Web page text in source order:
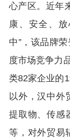
心产区。近年
康、安全、
中”，该品牌
度市场竞争力
类82家企业的
以外，汉中外
提取物、传感
等，对外贸易